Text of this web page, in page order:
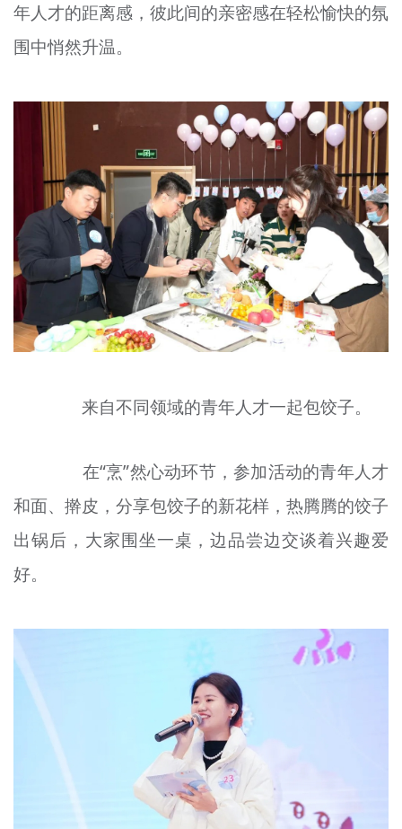
年人才的距离感，彼此间的亲密感在轻松愉快的氛
围中悄然升温。
来自不同领域的青年人才一起包饺子。
在“烹”然心动环节，参加活动的青年人才
和面、擀皮，分享包饺子的新花样，热腾腾的饺子
出锅后，大家围坐一桌，边品尝边交谈着兴趣爱
好。